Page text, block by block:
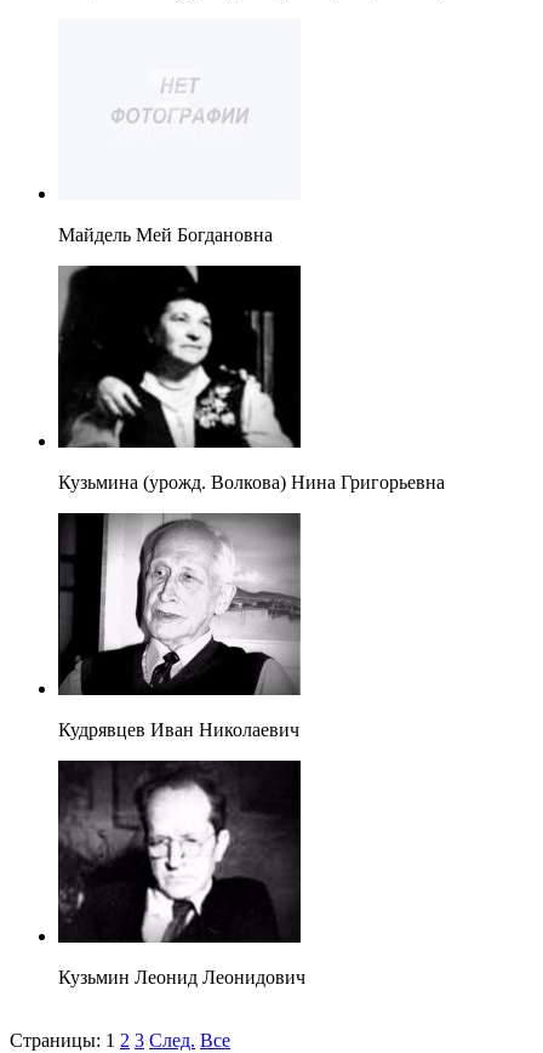
Майдель Мей Богдановна
Кузьмина (урожд. Волкова) Нина Григорьевна
Кудрявцев Иван Николаевич
Кузьмин Леонид Леонидович
Страницы: 1 2 3 След. Все